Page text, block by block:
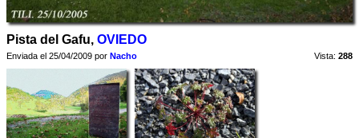
Pista del Gafu, OVIEDO
Enviada el 25/04/2009 por Nacho Vista: 288